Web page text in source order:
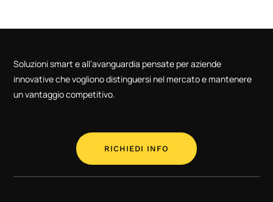
Soluzioni smart e all’avanguardia pensate per aziende
innovative che vogliono distinguersi nel mercato e mantenere
un vantaggio competitivo.
RICHIEDI INFO